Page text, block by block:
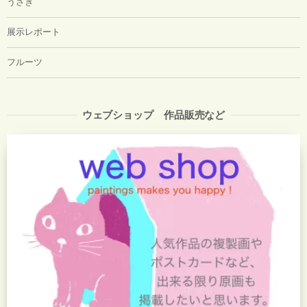
うさぎ
展示レポート
フルーツ
ウェブショップ 作品販売など